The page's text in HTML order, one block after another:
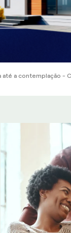
até a contemplação -